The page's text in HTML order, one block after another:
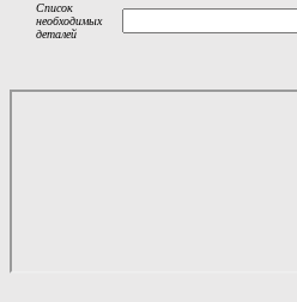
Список
необходимых
деталей